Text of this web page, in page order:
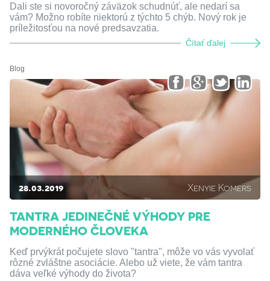
Dali ste si novoročný záväzok schudnúť, ale nedarí sa
vám? Možno robíte niektorú z týchto 5 chýb. Nový rok je
príležitosťou na nové predsavzatia.
Čítať ďalej
Blog
28.03.2019 Xenyie Komers
TANTRA JEDINEČNÉ VÝHODY PRE
MODERNÉHO ČLOVEKA
Keď prvýkrát počujete slovo "tantra", môže vo vás vyvolať
rôzné zvláštne asociácie. Alebo už viete, že vám tantra
dáva veľké výhody do života?